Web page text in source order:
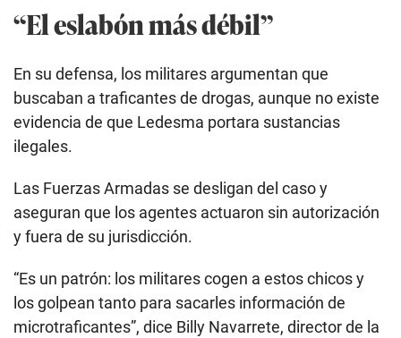
“El eslabón más débil”
En su defensa, los militares argumentan que
buscaban a traficantes de drogas, aunque no existe
evidencia de que Ledesma portara sustancias
ilegales.
Las Fuerzas Armadas se desligan del caso y
aseguran que los agentes actuaron sin autorización
y fuera de su jurisdicción.
“Es un patrón: los militares cogen a estos chicos y
los golpean tanto para sacarles información de
microtraficantes”, dice Billy Navarrete, director de la